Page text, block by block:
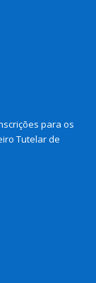
para os
Tutelar de